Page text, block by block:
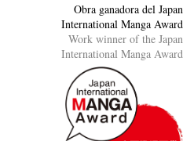
Obra ganadora del Japan
International Manga Award
Work winner of the Japan
International Manga Award